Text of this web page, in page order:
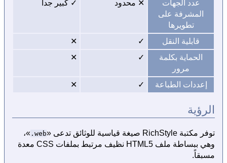
عدد الجهات
المشرفة على
تطويرها
✕ محدود ✓ كبير جداً
قابلية النقل ✓
✕
الحماية بكلمة
مرور
✓
✕
إعددات الطباعة ✓
✕
الرؤية
توفر مكتبة RichStyle صيغة قياسية للوثائق تدعى « .web »،
وهي ببساطة ملف HTML5 نظيف مرتبط بملفات CSS معدة
مسبقاً.